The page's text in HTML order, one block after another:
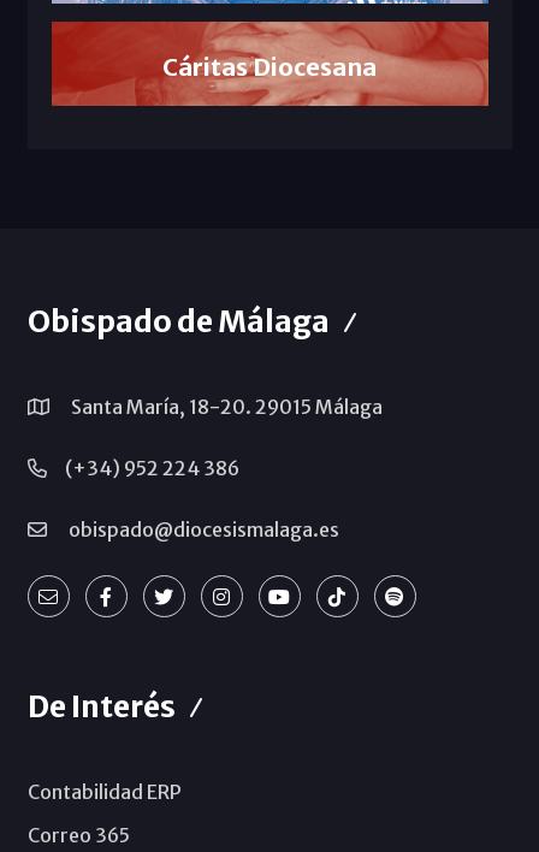
Cáritas Diocesana
Obispado de Málaga
Santa María, 18-20. 29015 Málaga
(+34) 952 224 386
obispado@diocesismalaga.es
De Interés
Contabilidad ERP
Correo 365